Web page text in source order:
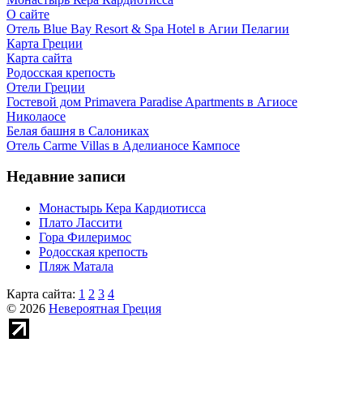
О сайте
Отель Blue Bay Resort & Spa Hotel в Агии Пелагии
Карта Греции
Карта сайта
Родосская крепость
Отели Греции
Гостевой дом Primavera Paradise Apartments в Агиосе
Николаосе
Белая башня в Салониках
Отель Carme Villas в Аделианосе Кампосе
Недавние записи
Монастырь Кера Кардиотисса
Плато Лассити
Гора Филеримос
Родосская крепость
Пляж Матала
Карта сайта: 1 2 3 4
© 2026 Невероятная Греция